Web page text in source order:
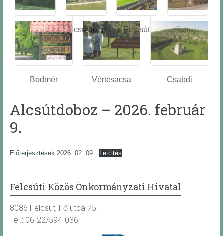
Óbarok
Alcsútdobo
z
Felcsút Tabajd
Bodmér Vértesacsa Csabdi
Alcsútdoboz – 2026. február
9.
Előterjesztések 2026. 02. 09. Letöltés
Felcsúti Közös Önkormányzati Hivatal
8086 Felcsút, Fő utca 75.
Tel.: 06-22/594-036